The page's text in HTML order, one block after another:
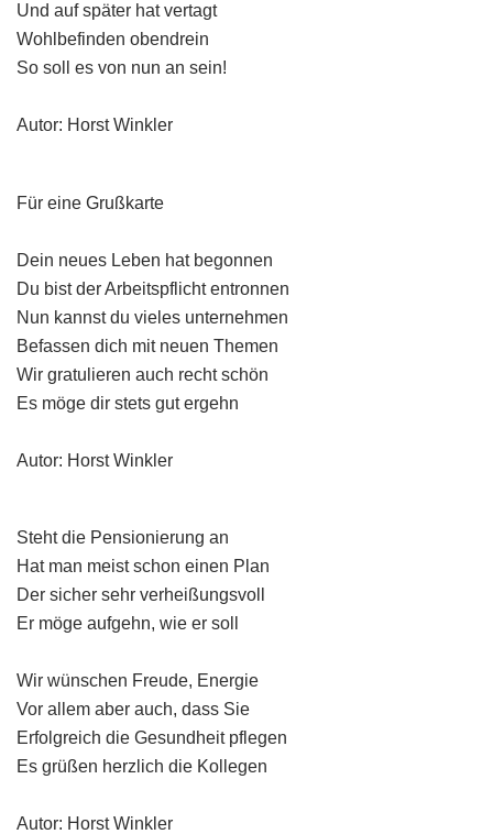
Und auf später hat vertagt
Wohlbefinden obendrein
So soll es von nun an sein!
Autor: Horst Winkler
Für eine Grußkarte
Dein neues Leben hat begonnen
Du bist der Arbeitspflicht entronnen
Nun kannst du vieles unternehmen
Befassen dich mit neuen Themen
Wir gratulieren auch recht schön
Es möge dir stets gut ergehn
Autor: Horst Winkler
Steht die Pensionierung an
Hat man meist schon einen Plan
Der sicher sehr verheißungsvoll
Er möge aufgehn, wie er soll
Wir wünschen Freude, Energie
Vor allem aber auch, dass Sie
Erfolgreich die Gesundheit pflegen
Es grüßen herzlich die Kollegen
Autor: Horst Winkler